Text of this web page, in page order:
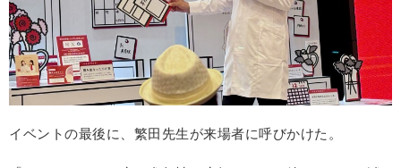
イベントの最後に、繁田先生が来場者に呼びかけた。